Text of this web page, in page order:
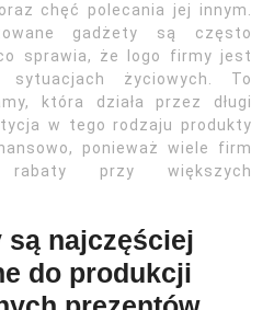
chęć polecania jej innym.
gadżety są często
sprawia, że logo firmy jest
życiowych. To
która działa przez długi
w tego rodzaju produkty
ponieważ wiele firm
rabaty przy większych
są najczęściej
do produkcji